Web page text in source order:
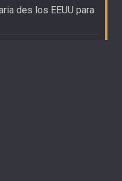
des los EEUU para